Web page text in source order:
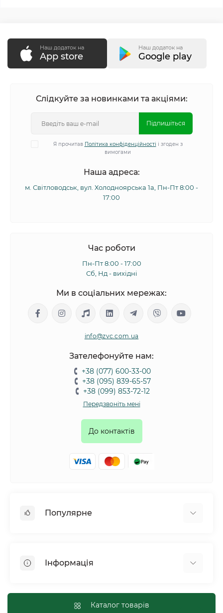
Наш додаток на
App store
Наш додаток на
Google play
Слідкуйте за новинками та акціями:
Підпишіться
Я прочитав Політика конфіденційності і згоден з
вимогами
Наша адреса:
м. Світловодськ, вул. Холодноярська 1а, Пн-Пт 8:00 -
17:00
Час роботи
Пн-Пт 8:00 - 17:00
Сб, Нд - вихідні
Ми в соціальних мережах:
info@zvc.com.ua
Зателефонуйте нам:
+38 (077) 600-33-00
+38 (095) 839-65-57
+38 (099) 853-72-12
Передзвоніть мені
До контактів
Популярне
Птахи
Сільськогосподарські тварини та птахи
Інформація
Оплата і доставка
Каталог товарів